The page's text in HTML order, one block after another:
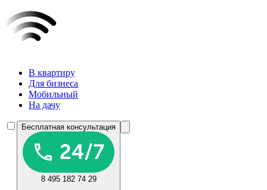
В квартиру
Для бизнеса
Мобильный
На дачу
Бесплатная консультация
8 495 182 74 29